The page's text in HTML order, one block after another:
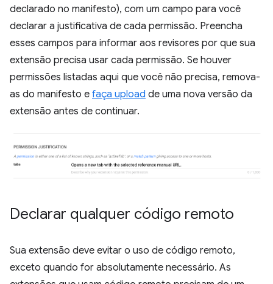
declarado no manifesto), com um campo para você
declarar a justificativa de cada permissão. Preencha
esses campos para informar aos revisores por que sua
extensão precisa usar cada permissão. Se houver
permissões listadas aqui que você não precisa, remova-
as do manifesto e faça upload de uma nova versão da
extensão antes de continuar.
Declarar qualquer código remoto
Sua extensão deve evitar o uso de código remoto,
exceto quando for absolutamente necessário. As